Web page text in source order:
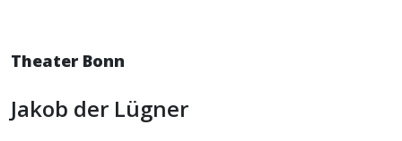
Theater Bonn
Jakob der Lügner